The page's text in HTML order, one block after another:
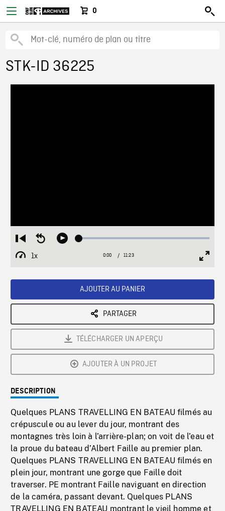
0
STK-ID 36225
Restart
from
beginning
Seek
Play Loaded:
1x
Playback
Current
0:00 / Duration
11:23
AJOUTER AU PANIER
PARTAGER
TÉLÉCHARGER UN APERÇU
AJOUTER À UN PROJET
DESCRIPTION
Quelques PLANS TRAVELLING EN BATEAU filmés au
crépuscule ou au lever du jour, montrant des
montagnes très loin à l’arrière-plan; on voit de l’eau et
la proue du bateau d’Albert Faille au premier plan.
Quelques PLANS TRAVELLING EN BATEAU filmés en
plein jour, montrant une gorge que Faille doit
traverser. PE montrant Faille naviguant en direction
de la caméra, passant devant. Quelques PLANS
TRAVELLING EN BATEAU montrant le vieil homme et